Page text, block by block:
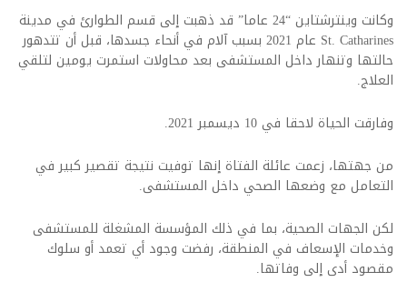
وكانت وينترشتاين “24 عاما” قد ذهبت إلى قسم الطوارئ في مدينة
St. Catharines عام 2021 بسبب آلام في أنحاء جسدها، قبل أن تتدهور
حالتها وتنهار داخل المستشفى بعد محاولات استمرت يومين لتلقي
العلاج.
وفارقت الحياة لاحقا في 10 ديسمبر 2021.
من جهتها، زعمت عائلة الفتاة إنها توفيت نتيجة تقصير كبير في
التعامل مع وضعها الصحي داخل المستشفى.
لكن الجهات الصحية، بما في ذلك المؤسسة المشغلة للمستشفى
وخدمات الإسعاف في المنطقة، رفضت وجود أي تعمد أو سلوك
مقصود أدى إلى وفاتها.